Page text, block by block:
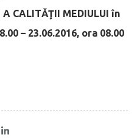
A CALITĂŢII MEDIULUI în
– 23.06.2016, ora 08.00